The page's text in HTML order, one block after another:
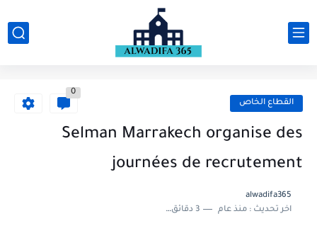
القطاع الخاص
0
Selman Marrakech organise des
journées de recrutement
alwadifa365
اخر تحديث :منذ عام 3 دقائق للقراءة